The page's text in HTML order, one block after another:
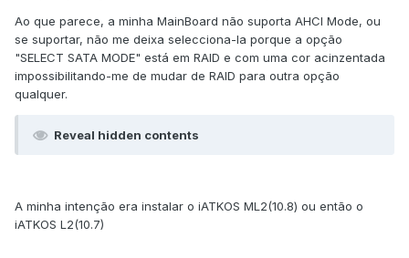
Ao que parece, a minha MainBoard não suporta AHCI Mode, ou
se suportar, não me deixa selecciona-la porque a opção
"SELECT SATA MODE" está em RAID e com uma cor acinzentada
impossibilitando-me de mudar de RAID para outra opção
qualquer.
Reveal hidden contents
A minha intenção era instalar o iATKOS ML2(10.8) ou então o
iATKOS L2(10.7)